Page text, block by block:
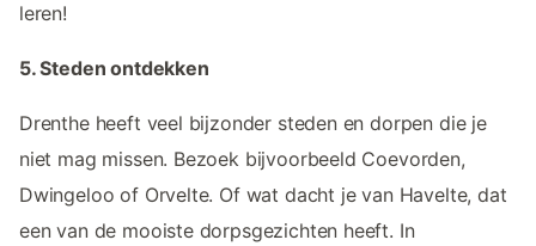
leren!
5. Steden ontdekken
Drenthe heeft veel bijzonder steden en dorpen die je
niet mag missen. Bezoek bijvoorbeeld Coevorden,
Dwingeloo of Orvelte. Of wat dacht je van Havelte, dat
een van de mooiste dorpsgezichten heeft. In